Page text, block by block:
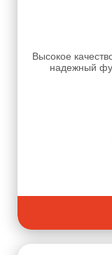
Высокое
надежный